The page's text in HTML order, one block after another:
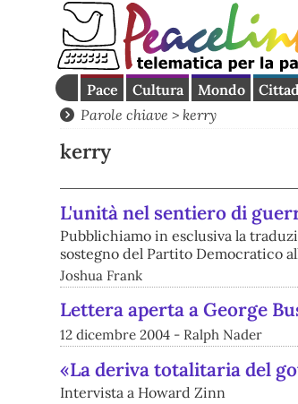
Pace Cultura Mondo
Parole chiave > kerry
kerry
L'unità nel sentiero di
Pubblichiamo in esclusiva la
sostegno del Partito Democratico
Joshua Frank
Lettera aperta a George
12 dicembre 2004 - Ralph Nader
«La deriva totalitaria del
Intervista a Howard Zinn